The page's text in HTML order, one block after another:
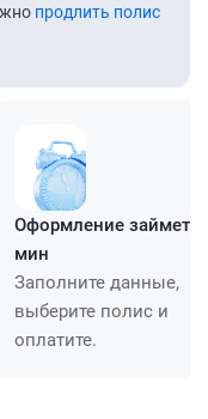
продлить полис
Оформление займет
мин
Заполните данные,
выберите полис и
оплатите.